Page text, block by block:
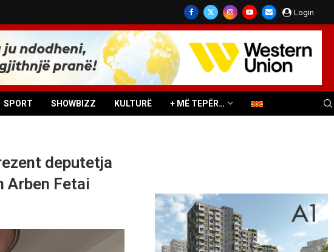
Login
SPORT SHOWBIZZ KULTURË + MË TEPËR…
deputetja
Arben Fetai